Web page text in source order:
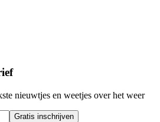
nieuwtjes en weetjes over het weer
Gratis inschrijven